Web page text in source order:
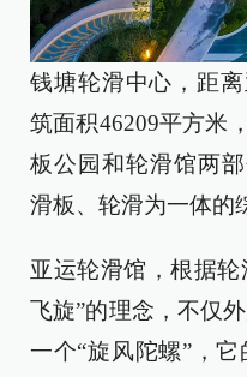
钱塘轮滑中心，距
筑面积46209平方米
板公园和轮滑馆两
滑板、轮滑为一体的
亚运轮滑馆，根据
飞旋”的理念，不仅
一个“旋风陀螺”，